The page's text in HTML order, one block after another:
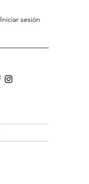
Iniciar sesión